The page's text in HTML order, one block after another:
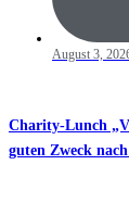
August 3,
Charity-Lunch
guten Zweck